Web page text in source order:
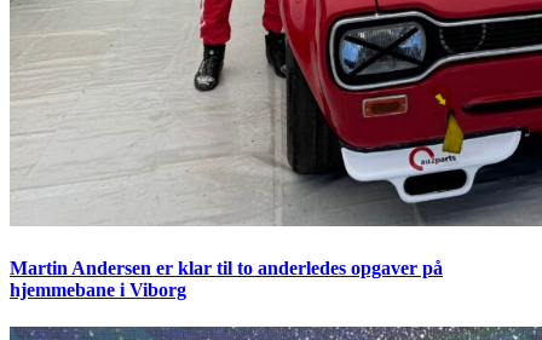
Martin Andersen er klar til to anderledes opgaver på
hjemmebane i Viborg